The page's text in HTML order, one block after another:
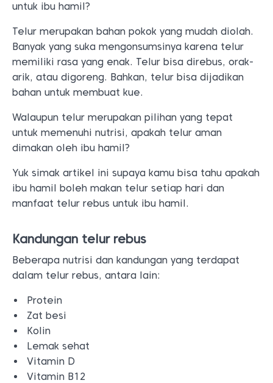
untuk ibu hamil?
Telur merupakan bahan pokok yang mudah diolah.
Banyak yang suka mengonsumsinya karena telur
memiliki rasa yang enak. Telur bisa direbus, orak-
arik, atau digoreng. Bahkan, telur bisa dijadikan
bahan untuk membuat kue.
Walaupun telur merupakan pilihan yang tepat
untuk memenuhi nutrisi, apakah telur aman
dimakan oleh ibu hamil?
Yuk simak artikel ini supaya kamu bisa tahu apakah
ibu hamil boleh makan telur setiap hari dan
manfaat telur rebus untuk ibu hamil.
Kandungan telur rebus
Beberapa nutrisi dan kandungan yang terdapat
dalam telur rebus, antara lain:
Protein
Zat besi
Kolin
Lemak sehat
Vitamin D
Vitamin B12